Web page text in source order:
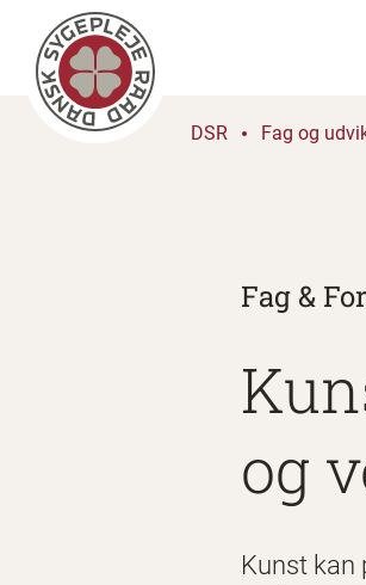
DSR Fag og
Fag &
og
Kunst kan